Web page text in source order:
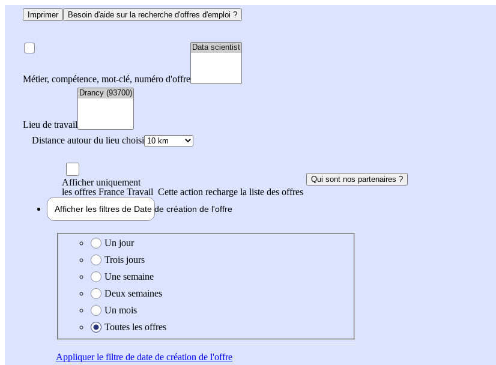
Imprimer Besoin d'aide sur la recherche d'offres d'emploi ?
Métier, compétence, mot-clé, numéro d'offre
Lieu de travail
Distance autour du lieu choisi
Afficher uniquement
les offres France Travail Cette action recharge la liste des offres
Qui sont nos partenaires ?
Afficher les filtres de Date de création de l'offre
Date de création de l'offre
Un jour
Trois jours
Une semaine
Deux semaines
Un mois
Toutes les offres
Appliquerle filtre de date de création de l'offre